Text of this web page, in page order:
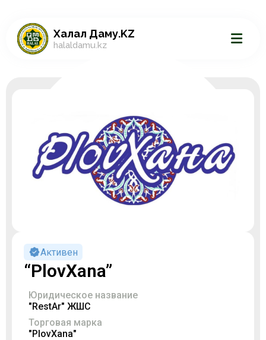
Халал Даму.KZ
halaldamu.kz
Активен
“PlovXana”
Юридическое название
"RestAr" ЖШС
Торговая марка
"PlovXana"